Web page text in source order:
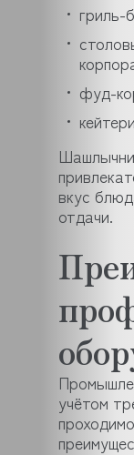
гриль-
фуд-
вкус
отдачи.
учётом